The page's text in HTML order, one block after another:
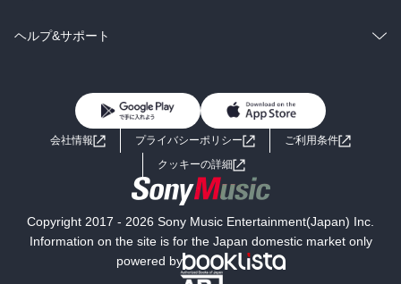
BL・TL
雑誌・グラビア
ラノベ
コミック
ライトノベル 男子向けラノベ
小説
海外小説
ミステリー SF
文学
ヘルプ&サポート
よくあるご質問 お問い合わせ
会社情報 プライバシーポリシー
ご利用条件
クッキーの詳細
Copyright 2017 - 2026 Sony Music Entertainment(Japan) Inc.
Information on the site is for the Japan domestic market only
powered by